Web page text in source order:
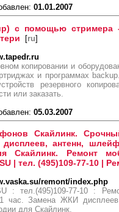
01.01.2007
с помощью стримера
[ru]
копировании и
и программах
резервного
или заказать.
05.03.2007
Скайлинк.
антенн,
Скайлинк. Ремонт
| тел. (495)109-77-10 |
remont/index.php
: тел.(495)109-77-10 :
1 час. Замена ЖКИ
для Скайлинк.